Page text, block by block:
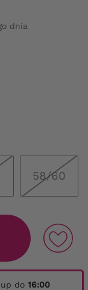
dnia
58/60
do 16:00